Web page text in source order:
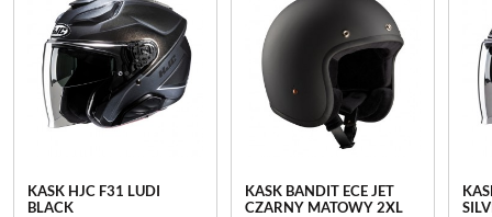
KASK HJC F31 LUDI
BLACK
KASK BANDIT ECE JET
CZARNY MATOWY 2XL